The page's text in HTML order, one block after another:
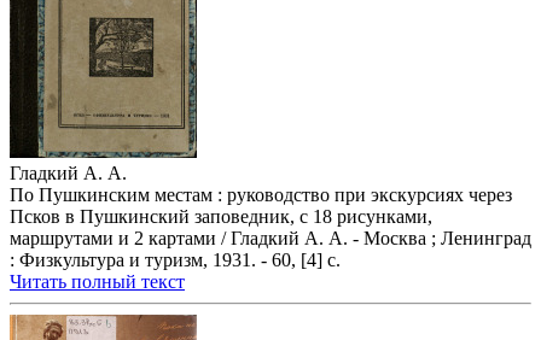
Гладкий А. А.
По Пушкинским местам : руководство при экскурсиях через
Псков в Пушкинский заповедник, с 18 рисунками,
маршрутами и 2 картами / Гладкий А. А. - Москва ; Ленинград
: Физкультура и туризм, 1931. - 60, [4] с.
Читать полный текст